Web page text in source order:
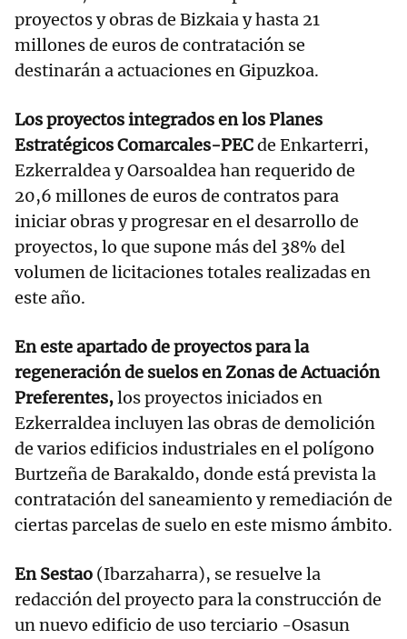
proyectos y obras de Bizkaia y hasta 21
millones de euros de contratación se
destinarán a actuaciones en Gipuzkoa.
Los proyectos integrados en los Planes
Estratégicos Comarcales-PECde Enkarterri,
Ezkerraldea y Oarsoaldea han requerido de
20,6 millones de euros de contratos para
iniciar obras y progresar en el desarrollo de
proyectos, lo que supone más del 38% del
volumen de licitaciones totales realizadas en
este año.
En este apartado de proyectos para la
regeneración de suelos en Zonas de Actuación
Preferentes,los proyectos iniciados en
Ezkerraldea incluyen las obras de demolición
de varios edificios industriales en el polígono
Burtzeña de Barakaldo, donde está prevista la
contratación del saneamiento y remediación de
ciertas parcelas de suelo en este mismo ámbito.
En Sestao (Ibarzaharra), se resuelve la
redacción del proyecto para la construcción de
un nuevo edificio de uso terciario -Osasun